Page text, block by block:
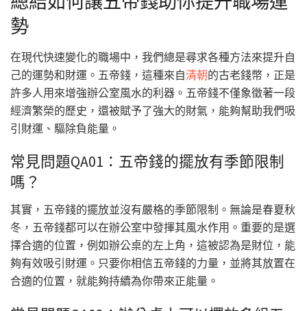
勢
在現代快速變化的職場中，我們總是尋求各種方法來提升自
己的運勢和財運。五帝錢，這種來自清朝的古老錢幣，正是
許多人用來增強辦公室風水的利器。五帝錢不僅象徵著一段
經濟繁榮的歷史，還被賦予了強大的財氣，能夠幫助我們吸
引財運、驅除負能量。
常見問題QA01：五帝錢的擺放有季節限制
嗎？
其實，五帝錢的擺放並沒有嚴格的季節限制。無論是春夏秋
冬，五帝錢都可以在辦公室中發揮其風水作用。重要的是選
擇合適的位置，例如辦公桌的左上角，這被認為是財位，能
夠有效吸引財運。只要你相信五帝錢的力量，並將其放置在
合適的位置，就能夠持續為你帶來正能量。